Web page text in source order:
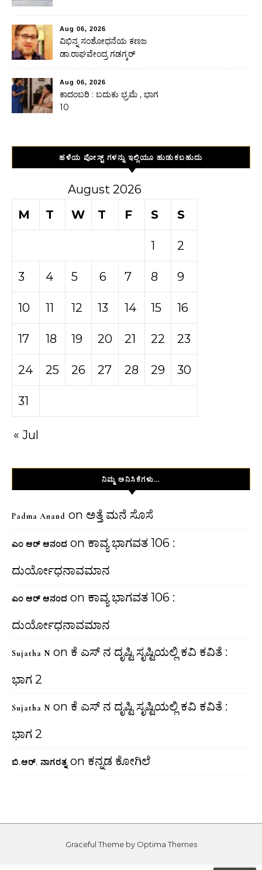
Aug 06, 2026
ವಿಭಿನ್ನ ಸಂಶೋಧನೆಯ ಕಣಜ
ಡಾ.ರಾಘವೇಂದ್ರ ಗಡಗ್ಕರ್
Aug 06, 2026
ಕಾದಂಬರಿ : ಬದುಕು ಭ್ರಮೆ , ಭಾಗ
10
ಹಳೆಯ ಪೋಸ್ಟ್ ಗಳನ್ನು ಇಲ್ಲಿಯೂ ಹುಡುಕಬಹುದು
August 2026
M
T W T F S S
1 2
3 4 5 6 7 8 9
10 11 12 13 14 15 16
17 18 19 20 21 22 23
24 25 26 27 28 29 30
31
« Jul
ನಿಮ್ಮ ಅನಿಸಿಕೆಗಳು…
Padma Anand on ಅತ್ತೆ ಮನೆ ಸೊಸೆ
ಎಂ ಆರ್ ಆನಂದ on ಕಾವ್ಯ ಭಾಗವತ 106 :
ದುರ್ಯೋಧನಾವಮಾನ
ಎಂ ಆರ್ ಆನಂದ on ಕಾವ್ಯ ಭಾಗವತ 106 :
ದುರ್ಯೋಧನಾವಮಾನ
Sujatha N on ಕೆ ಎಸ್ ನ ದೃಷ್ಟಿ ಸೃಷ್ಟಿಯಲ್ಲಿ ಕವಿ ಕವಿತೆ :
ಭಾಗ 2
Sujatha N on ಕೆ ಎಸ್ ನ ದೃಷ್ಟಿ ಸೃಷ್ಟಿಯಲ್ಲಿ ಕವಿ ಕವಿತೆ :
ಭಾಗ 2
ಬಿ.ಆರ್. ನಾಗರತ್ನ on ಕನ್ನಡ ಕೋಗಿಲೆ
Graceful Theme by Optima Themes